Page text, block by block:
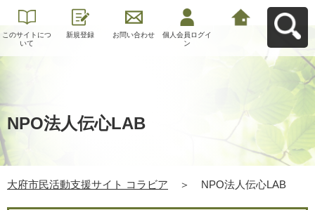
このサイトにつ
いて
新規登録 お問い合わせ
個人会員ログイ
ン
NPO法人伝心LAB
大府市民活動支援サイト コラビア ＞ NPO法人伝心LAB